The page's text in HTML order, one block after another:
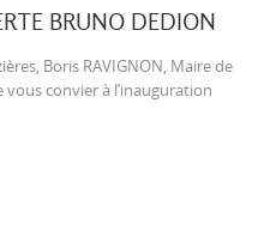
BRUNO DEDION
Boris RAVIGNON, Maire de
convier à l’inauguration